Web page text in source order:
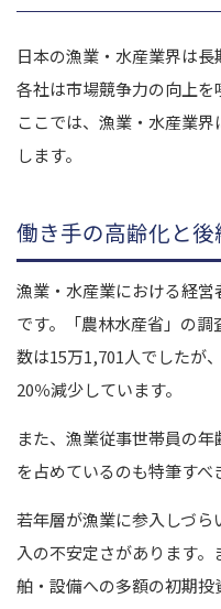
日本の漁業・水産業界は長
各社は市場競争力の向上を
ここでは、漁業・水産業
します。
働き手の高齢化と後
漁業・水産業における経
です。「農林水産省」の
数は15万1,701人でしたが
20％減少しています。
また、漁業従事世帯員の
を占めているのも特筆すべ
若年層が漁業に参入しづ
入の不安定さがあります
舶・設備への多額の初期投